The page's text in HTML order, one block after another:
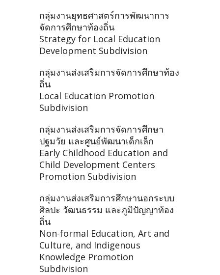
กลุ่มงานยุทธศาสตร์การพัฒนาการ
จัดการศึกษาท้องถิ่น
Strategy for Local Education
Development Subdivision
กลุ่มงานส่งเสริมการจัดการศึกษาท้อง
ถิ่น
Local Education Promotion
Subdivision
กลุ่มงานส่งเสริมการจัดการศึกษา
ปฐมวัย และศูนย์พัฒนาเด็กเล็ก
Early Childhood Education and
Child Development Centers
Promotion Subdivision
กลุ่มงานส่งเสริมการศึกษานอกระบบ
ศิลปะ วัฒนธรรม และภูมิปัญญาท้อง
ถิ่น
Non-formal Education, Art and
Culture, and Indigenous
Knowledge Promotion
Subdivision